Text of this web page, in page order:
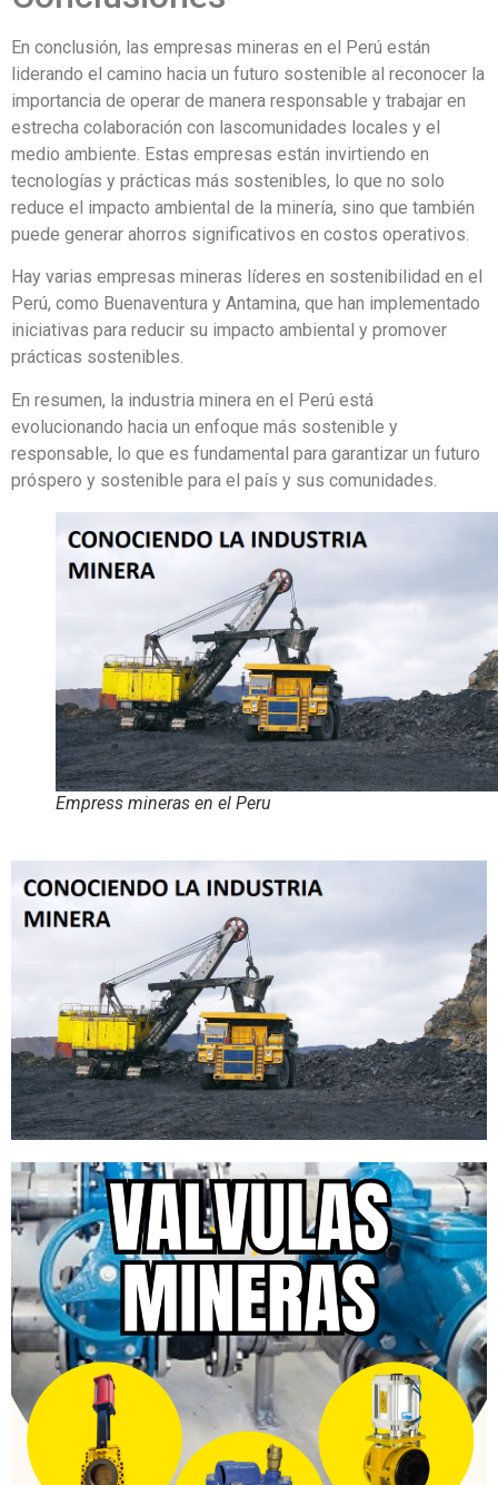
En conclusión, las empresas mineras en el Perú están
liderando el camino hacia un futuro sostenible al reconocer la
importancia de operar de manera responsable y trabajar en
estrecha colaboración con lascomunidades locales y el
medio ambiente. Estas empresas están invirtiendo en
tecnologías y prácticas más sostenibles, lo que no solo
reduce el impacto ambiental de la minería, sino que también
puede generar ahorros significativos en costos operativos.
Hay varias empresas mineras líderes en sostenibilidad en el
Perú, como Buenaventura y Antamina, que han implementado
iniciativas para reducir su impacto ambiental y promover
prácticas sostenibles.
En resumen, la industria minera en el Perú está
evolucionando hacia un enfoque más sostenible y
responsable, lo que es fundamental para garantizar un futuro
próspero y sostenible para el país y sus comunidades.
Empress mineras en el Peru